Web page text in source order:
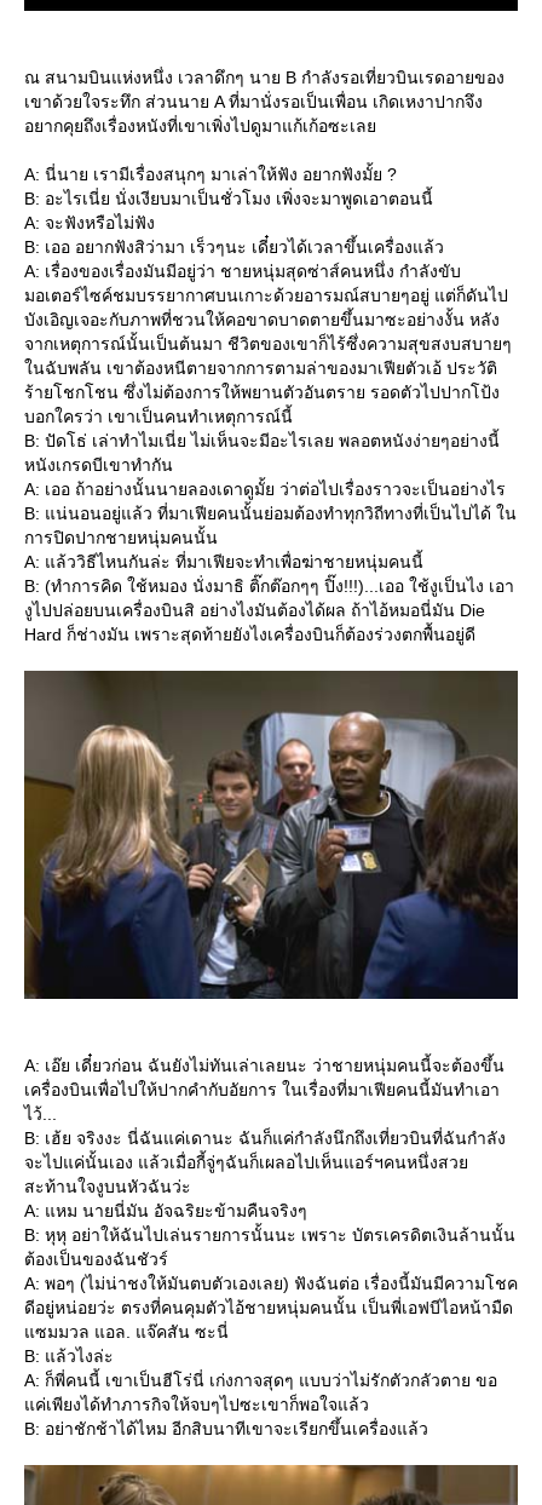
ณ สนามบินแห่งหนึ่ง เวลาดึกๆ นาย B กำลังรอเที่ยวบินเรดอายของ
เขาด้วยใจระทึก ส่วนนาย A ที่มานั่งรอเป็นเพื่อน เกิดเหงาปากจึง
อยากคุยถึงเรื่องหนังที่เขาเพิ่งไปดูมาแก้เก้อซะเล
A: นี่นาย เรามีเรื่องสนุกๆ มาเล่าให้ฟัง อยากฟังมั้ย ?
B: อะไรเนี่ย นั่งเงียบมาเป็นชั่วโมง เพิ่งจะมาพูดเอาตอนนี้
A: จะฟังหรือไม่ฟัง
B: เออ อยากฟังสิว่ามา เร็วๆนะ เดี๋ยวได้เวลาขึ้นเครื่องแล้ว
A: เรื่องของเรื่องมันมีอยู่ว่า ชายหนุ่มสุดซ่าส์คนหนึ่ง กำลังขับ
มอเตอร์ไซค์ชมบรรยากาศบนเกาะด้วยอารมณ์สบายๆอยู่ แต่ก็ดันไป
บังเอิญเจอะกับภาพที่ชวนให้คอขาดบาดตายขึ้นมาซะอย่างงั้น หลัง
จากเหตุการณ์นั้นเป็นต้นมา ชีวิตของเขาก็ไร้ซึ่งความสุขสงบสบายๆ
นฉับพลัน เขาต้องหนีตายจากการตามล่าของมาเฟียตัวเอ้ ประวัติ
ร้ายโชกโชน ซึ่งไม่ต้องการให้พยานตัวอันตราย รอดตัวไปปากโป้ง
บอกใครว่า เขาเป็นคนทำเหตุการณ์นี้
B: ปัดโธ่ เล่าทำไมเนี่ย ไม่เห็นจะมีอะไรเลย พลอตหนังง่ายๆอย่างนี้
หนังเกรดบีเขาทำกัน
A: เออ ถ้าอย่างนั้นนายลองเดาดูมั้ย ว่าต่อไปเรื่องราวจะเป็นอย่างไร
B: แน่นอนอยู่แล้ว ที่มาเฟียคนนั้นย่อมต้องทำทุกวิถีทางที่เป็นไปได้ ใน
การปิดปากชายหนุ่มคนนั้น
A: แล้ววิธีไหนกันล่ะ ที่มาเฟียจะทำเพื่อฆ่าชายหนุ่มคนนี้
B: (ทำการคิด ใช้หมอง นั่งมาธิ ติ๊กต๊อกๆๆ ปิ๊ง!!!)...เออ ใช้งูเป็นไง เอา
งูไปปล่อยบนเครื่องบินสิ อย่างไงมันต้องได้ผล ถ้าไอ้หมอนี่มัน Die
Hard ก็ช่างมัน เพราะสุดท้ายยังไงเครื่องบินก็ต้องร่วงตกพื้นอยู่ดี
A: เอ๊ย เดี๋ยวก่อน ฉันยังไม่ทันเล่าเลยนะ ว่าชายหนุ่มคนนี้จะต้องขึ้น
เครื่องบินเพื่อไปให้ปากคำกับอัยการ ในเรื่องที่มาเฟียคนนี้มันทำเอา
ไว้...
B: เฮ้ย จริงงะ นี่ฉันแค่เดานะ ฉันก็แค่กำลังนึกถึงเที่ยวบินที่ฉันกำลัง
จะไปแค่นั้นเอง แล้วเมื่อกี้จู่ๆฉันก็เผลอไปเห็นแอร์ฯคนหนึ่งสว
สะท้านใจงูบนหัวฉันว่ะ
A: แหม นายนี่มัน อัจฉริยะข้ามคืนจริงๆ
B: หุหุ อย่าให้ฉันไปเล่นรายการนั้นนะ เพราะ บัตรเครดิตเงินล้านนั้น
ต้องเป็นของฉันชัวร์
A: พอๆ (ไม่น่าชงให้มันตบตัวเองเลย) ฟังฉันต่อ เรื่องนี้มันมีความโชค
ดีอยู่หน่อยว่ะ ตรงที่คนคุมตัวไอ้ชายหนุ่มคนนั้น เป็นพี่เอฟบีไอหน้ามืด
ซมมวล แอล. แจ๊คสัน ซะนี่
B: แล้วไงล่ะ
A: ก็พี่คนนี้ เขาเป็นฮีโร่นี่ เก่งกาจสุดๆ แบบว่าไม่รักตัวกลัวตาย ขอ
ค่เพียงได้ทำภารกิจให้จบๆไปซะเขาก็พอใจแล้ว
B: อย่าชักช้าได้ไหม อีกสิบนาทีเขาจะเรียกขึ้นเครื่องแล้ว